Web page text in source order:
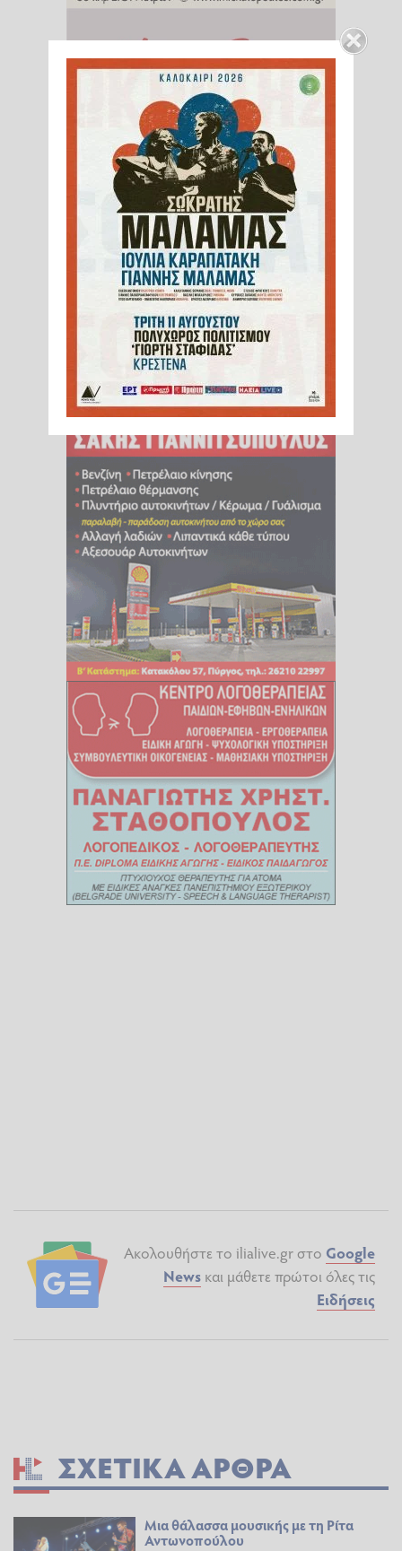
Ακολουθήστε το ilialive.gr στο Google
News και μάθετε πρώτοι όλες τις
Ειδήσεις
ΣΧΕΤΙΚΆ ΆΡΘΡΑ
Μια θάλασσα μουσικής με τη Ρίτα
Αντωνοπούλου